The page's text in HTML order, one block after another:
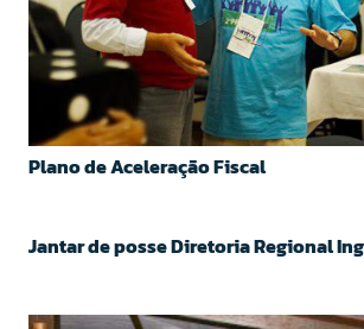
Plano de Aceleração Fiscal
Jantar de posse Diretoria Regional